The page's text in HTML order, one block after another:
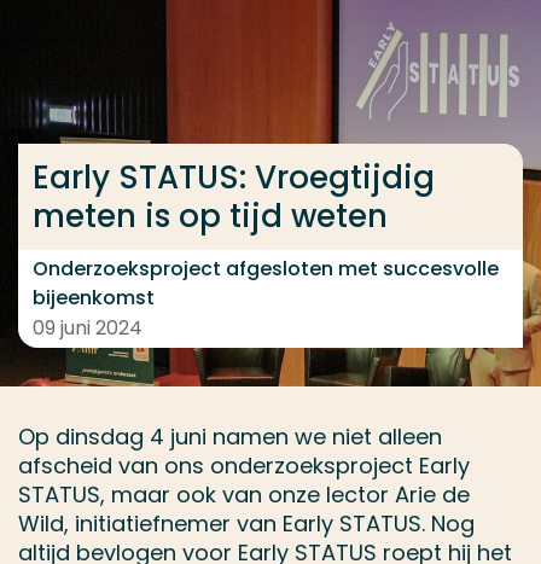
Early STATUS: Vroegtijdig
meten is op tijd weten
Onderzoeksproject afgesloten met succesvolle
bijeenkomst
09 juni 2024
Op dinsdag 4 juni namen we niet alleen
afscheid van ons onderzoeksproject Early
STATUS, maar ook van onze lector Arie de
Wild, initiatiefnemer van Early STATUS. Nog
altijd bevlogen voor Early STATUS roept hij het
Veel gezocht
Opleiding
Contact